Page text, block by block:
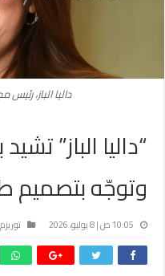
داليا الباز،
“داليا الباز”
وتوجّه بتصميم
10:05 ص | 8 يوليو، 2026